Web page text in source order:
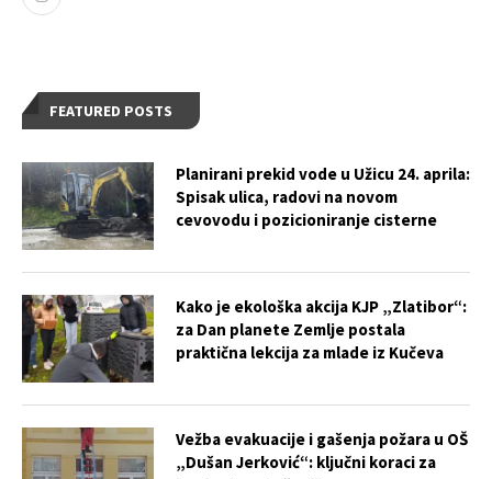
FEATURED POSTS
Planirani prekid vode u Užicu 24. aprila:
Spisak ulica, radovi na novom
cevovodu i pozicioniranje cisterne
Kako je ekološka akcija KJP „Zlatibor“:
za Dan planete Zemlje postala
praktična lekcija za mlade iz Kučeva
Vežba evakuacije i gašenja požara u OŠ
„Dušan Jerković“: ključni koraci za